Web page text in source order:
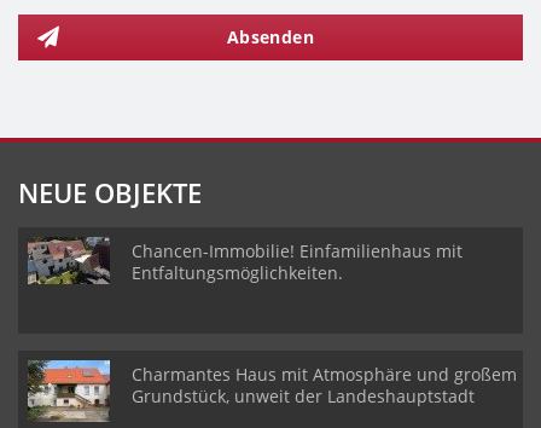
Absenden
NEUE OBJEKTE
Chancen-Immobilie! Einfamilienhaus mit
Entfaltungsmöglichkeiten.
Charmantes Haus mit Atmosphäre und großem
Grundstück, unweit der Landeshauptstadt